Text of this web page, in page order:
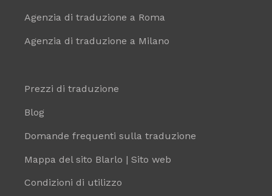
Agenzia di traduzione a Roma
Agenzia di traduzione a Milano
Prezzi di traduzione
Blog
Domande frequenti sulla traduzione
Mappa del sito Blarlo | Sito web
Condizioni di utilizzo